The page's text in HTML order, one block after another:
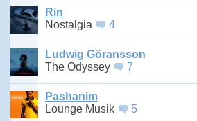
Rin
Nostalgia
4
Ludwig Göransson
The Odyssey
7
Pashanim
Lounge Musik
5